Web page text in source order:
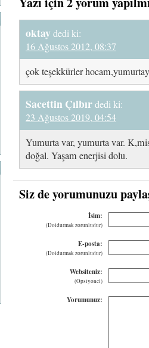
oktay dedi ki:
16 Ağustos 2012, 08:37
çok teşekkürler
Sacettin Çılbırdedi ki:
23 Ağustos 2019, 04:54
Yumurta var, yumurta var.
doğal. Yaşam enerjisi dolu.
Siz de yorumunuzu
İsim:
(Doldurmak zorunludur)
E-posta:
(Doldurmak zorunludur)
Websiteniz:
(Opsiyonel)
Yorumunuz: